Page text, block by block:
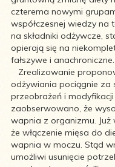
czterema nowymi
współczesnej wiedzy
na składniki odżywcze,
opierają się na
fałszywe i anachroniczne.
Zrealizowanie
odżywiania pociągnie za
przeobrażeń i
zaobserwowano, że
wapnia z organizmu. Już
że włączenie mięsa do
wapnia w moczu. Stąd
umożliwi usunięcie